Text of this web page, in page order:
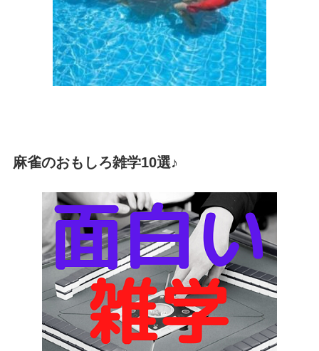
麻雀のおもしろ雑学10選♪